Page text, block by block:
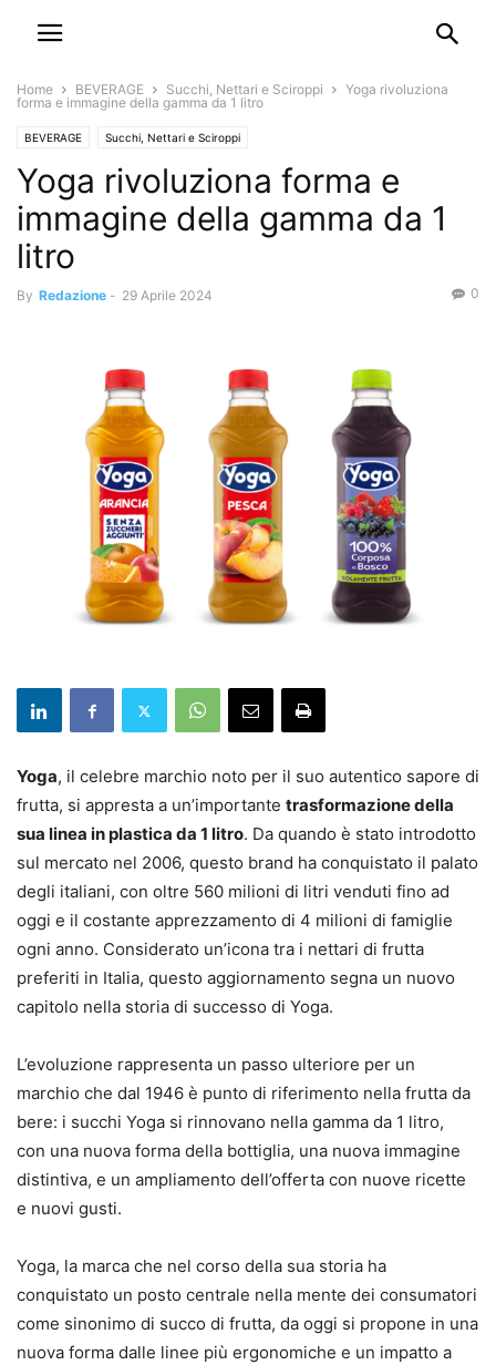
Home BEVERAGE Succhi, Nettari e Sciroppi
Yoga rivoluziona
forma e immagine della gamma da 1 litro
BEVERAGE Succhi, Nettari e Sciroppi
Yoga rivoluziona forma e
immagine della gamma da 1
litro
By Redazione - 29 Aprile 2024 0
Yoga, il celebre marchio noto per il suo autentico sapore di
frutta, si appresta a un’importante trasformazione della
sua linea in plastica da 1 litro. Da quando è stato introdotto
sul mercato nel 2006, questo brand ha conquistato il palato
degli italiani, con oltre 560 milioni di litri venduti fino ad
oggi e il costante apprezzamento di 4 milioni di famiglie
ogni anno. Considerato un’icona tra i nettari di frutta
preferiti in Italia, questo aggiornamento segna un nuovo
capitolo nella storia di successo di Yoga.
L’evoluzione rappresenta un passo ulteriore per un
marchio che dal 1946 è punto di riferimento nella frutta da
bere: i succhi Yoga si rinnovano nella gamma da 1 litro,
con una nuova forma della bottiglia, una nuova immagine
distintiva, e un ampliamento dell’offerta con nuove ricette
e nuovi gusti.
Yoga, la marca che nel corso della sua storia ha
conquistato un posto centrale nella mente dei consumatori
come sinonimo di succo di frutta, da oggi si propone in una
nuova forma dalle linee più ergonomiche e un impatto a